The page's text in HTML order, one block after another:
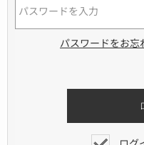
パスワードをお忘